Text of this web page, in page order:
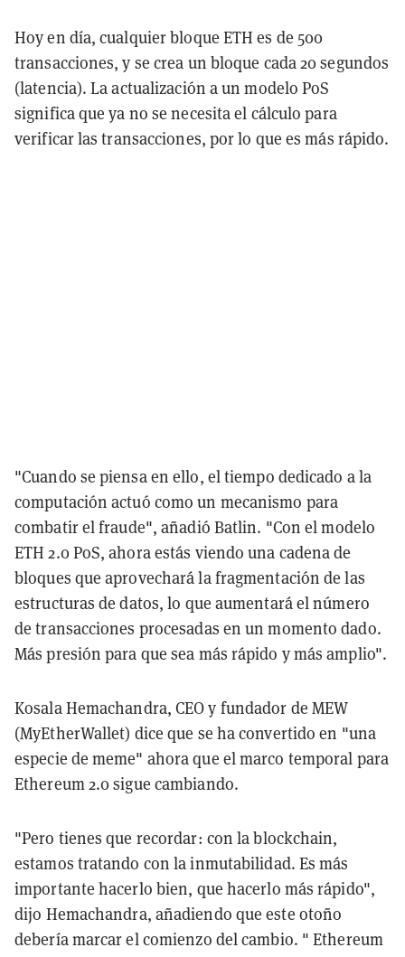
Hoy en día, cualquier bloque ETH es de 500
transacciones, y se crea un bloque cada 20 segundos
(latencia). La actualización a un modelo PoS
significa que ya no se necesita el cálculo para
verificar las transacciones, por lo que es más rápido.
"Cuando se piensa en ello, el tiempo dedicado a la
computación actuó como un mecanismo para
combatir el fraude", añadió Batlin. "Con el modelo
ETH 2.0 PoS, ahora estás viendo una cadena de
bloques que aprovechará la fragmentación de las
estructuras de datos, lo que aumentará el número
de transacciones procesadas en un momento dado.
Más presión para que sea más rápido y más amplio".
Kosala Hemachandra, CEO y fundador de MEW
(MyEtherWallet) dice que se ha convertido en "una
especie de meme" ahora que el marco temporal para
Ethereum 2.0 sigue cambiando.
"Pero tienes que recordar: con la blockchain,
estamos tratando con la inmutabilidad. Es más
importante hacerlo bien, que hacerlo más rápido",
dijo Hemachandra, añadiendo que este otoño
debería marcar el comienzo del cambio. " Ethereum